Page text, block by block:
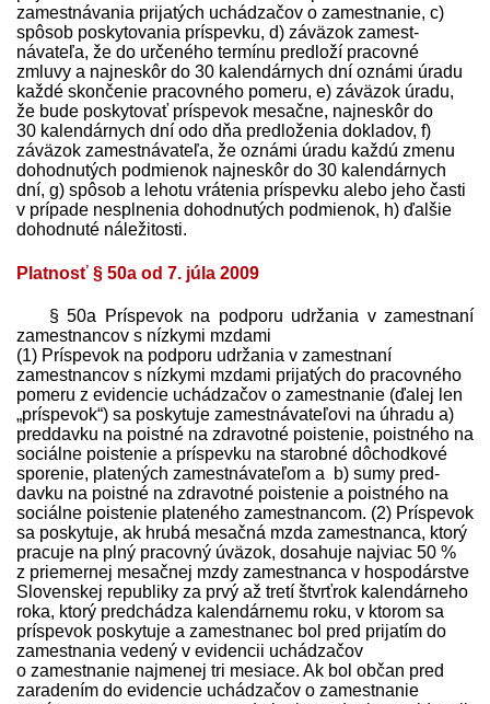
zamestnávania prijatých uchádzačov o zamestnanie, c)
spôsob poskytovania príspevku, d) záväzok zamest­
návateľa, že do určeného termínu pred­loží pracovné
zmluvy a najneskôr do 30 kalendárnych dní oznámi úradu
každé skončenie pracovného pomeru, e) záväzok úradu,
že bude poskytovať príspevok mesačne, najneskôr do
30 kalendárnych dní odo dňa pred­loženia dokladov, f)
záväzok zamest­návateľa, že oznámi úradu každú zmenu
dohodnutých podmienok najneskôr do 30 kalendárnych
dní, g) spôsob a lehotu vrátenia príspevku alebo jeho časti
v prípade nesplnenia dohodnutých podmienok, h) ďalšie
dohodnuté náležitosti.
Platnosť § 50a od 7. júla 2009
§ 50a Príspevok na podporu udržania v zamestnaní
zamestnancov s nízkymi mzdami
(1) Príspevok na podporu udržania v zamestnaní
zamestnancov s nízkymi mzdami prijatých do pracovného
pomeru z evidencie uchádzačov o zamestnanie (ďalej len
„príspevok“) sa poskytuje zamest­návateľovi na úhradu a)
pred­davku na poistné na zdravotné poistenie, poistného na
sociálne poistenie a príspevku na starobné dôchodkové
sporenie, platených zamest­návateľom a b) sumy pred­
davku na poistné na zdravotné poistenie a poistného na
sociálne poistenie plateného zamestnancom. (2) Príspevok
sa poskytuje, ak hrubá mesačná mzda zamestnanca, ktorý
pracuje na plný pracovný úväzok, dosahuje najviac 50 %
z priemernej mesačnej mzdy zamestnanca v hospodárstve
Slovenskej republiky za prvý až tretí štvrťrok kalendárneho
roka, ktorý pred­chádza kalendárnemu roku, v ktorom sa
príspevok poskytuje a zamestnanec bol pred prijatím do
zamestnania vedený v evidencii uchádzačov
o zamestnanie najmenej tri mesiace. Ak bol občan pred
zaradením do evidencie uchádzačov o zamestnanie